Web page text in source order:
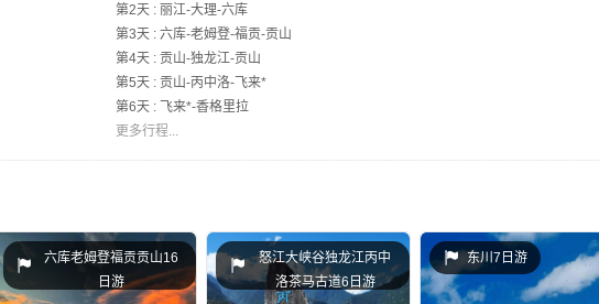
第2天 : 丽江-大理-六库
第3天 : 六库-老姆登-福贡-贡山
第4天 : 贡山-独龙江-贡山
第5天 : 贡山-丙中洛-飞来*
第6天 : 飞来*-香格里拉
更多行程...
六库老姆登福贡贡山16
日游
怒江大峡谷独龙江丙中
洛茶马古道6日游
东川7日游